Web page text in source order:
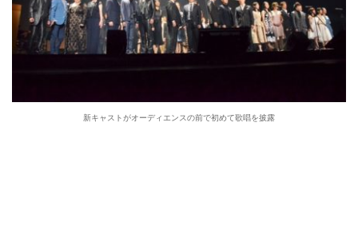
新キャストがオーディエンスの前で初めて歌唱を披露